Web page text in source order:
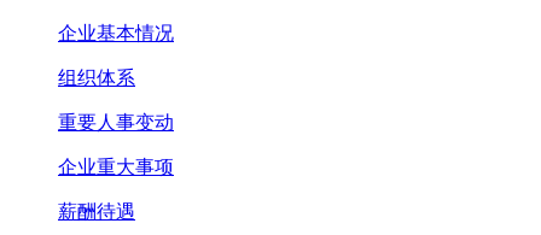
企业基本情况
组织体系
重要人事变动
企业重大事项
薪酬待遇